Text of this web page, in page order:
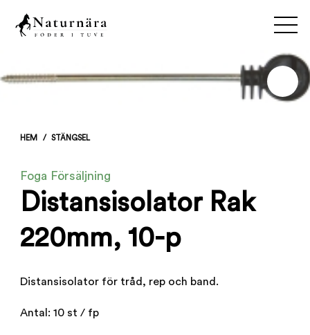
HEM / STÄNGSEL
Foga Försäljning
Distansisolator Rak
220mm, 10-p
Distansisolator för tråd, rep och band.
Antal: 10 st / fp